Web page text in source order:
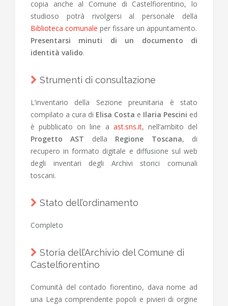
copia anche al Comune di Castelfiorentino, lo
studioso potrà rivolgersi al personale della
Biblioteca comunale per fissare un appuntamento.
Presentarsi minuti di un documento di
identità valido.
Strumenti di consultazione
L’inventario della Sezione preunitaria è stato
compilato a cura di Elisa Costa e Ilaria Pescini ed
è pubblicato on line a ast.sns.it, nell’ambito del
Progetto AST della Regione Toscana, di
recupero in formato digitale e diffusione sul web
degli inventari degli Archivi storici comunali
toscani.
Stato dell’ordinamento
Completo
Storia dell’Archivio del Comune di
Castelfiorentino
Comunità del contado fiorentino, dava nome ad
una Lega comprendente popoli e pivieri di orgine